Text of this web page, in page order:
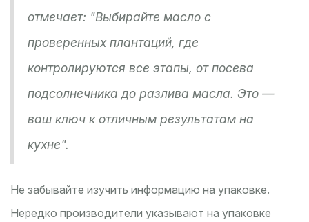
отмечает: "Выбирайте масло с
проверенных плантаций, где
контролируются все этапы, от посева
подсолнечника до разлива масла. Это —
ваш ключ к отличным результатам на
кухне".
Не забывайте изучить информацию на упаковке.
Нередко производители указывают на упаковке